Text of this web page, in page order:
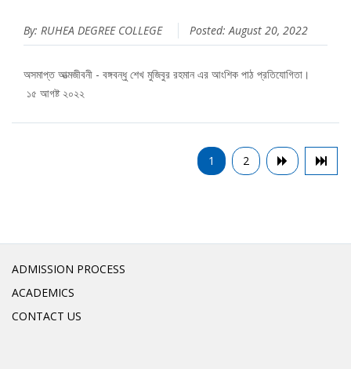
By: RUHEA DEGREE COLLEGE Posted: August 20, 2022
অসমাপ্ত আত্মজীবনী - বঙ্গবন্ধু শেখ মুজিবুর রহমান এর আংশিক পাঠ প্রতিযোগিতা।
১৫ আগষ্ট ২০২২
1 2
ADMISSION PROCESS
ACADEMICS
CONTACT US